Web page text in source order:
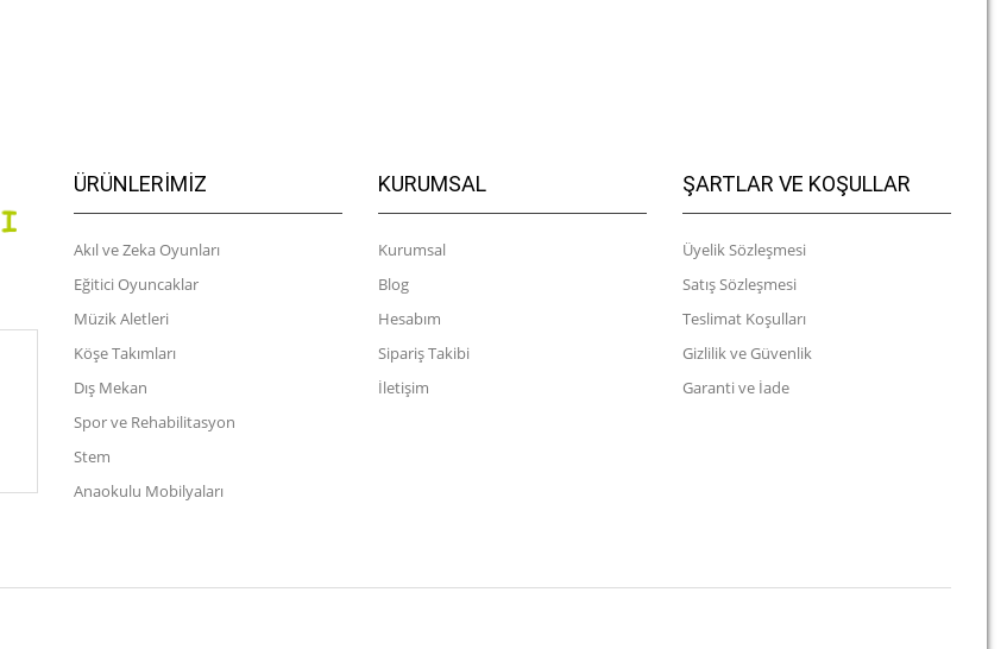
ÜRÜNLERIMIZ
Akıl ve Zeka Oyunları
Eğitici Oyuncaklar
Müzik Aletleri
Köşe Takımları
Dış Mekan
Spor ve Rehabilitasyon
Stem
Anaokulu Mobilyaları
KURUMSAL
Kurumsal
Blog
Hesabım
Sipariş Takibi
İletişim
ŞARTLAR VE KOŞULLAR
Üyelik Sözleşmesi
Satış Sözleşmesi
Teslimat Koşulları
Gizlilik ve Güvenlik
Garanti ve İade